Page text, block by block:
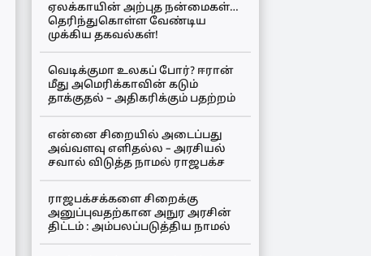
ஏலக்காயின் அற்புத நன்மைகள்…
தெரிந்துகொள்ள வேண்டிய
முக்கிய தகவல்கள்!
வெடிக்குமா உலகப் போர்? ஈரான்
மீது அமெரிக்காவின் கடும்
தாக்குதல் – அதிகரிக்கும் பதற்றம்
என்னை சிறையில் அடைப்பது
அவ்வளவு எளிதல்ல – அரசியல்
சவால் விடுத்த நாமல் ராஜபக்ச
ராஜபக்சக்களை சிறைக்கு
அனுப்புவதற்கான அநுர அரசின்
திட்டம் : அம்பலப்படுத்திய நாமல்